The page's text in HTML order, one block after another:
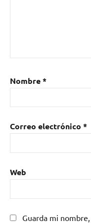
Nombre*
Correo electrónico *
Web
Guarda mi